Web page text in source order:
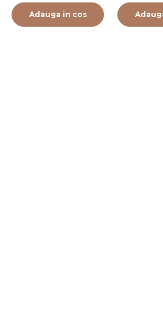
Adauga in cos